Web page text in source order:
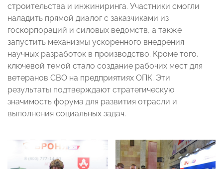
строительства и инжиниринга. Участники смогли
наладить прямой диалог с заказчиками из
госкорпораций и силовых ведомств, а также
запустить механизмы ускоренного внедрения
научных разработок в производство. Кроме того,
ключевой темой стало создание рабочих мест для
ветеранов СВО на предприятиях ОПК. Эти
результаты подтверждают стратегическую
значимость форума для развития отрасли и
выполнения социальных задач.